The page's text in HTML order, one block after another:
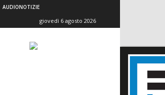
AUDIONOTIZIE
giovedì 6 agosto 2026